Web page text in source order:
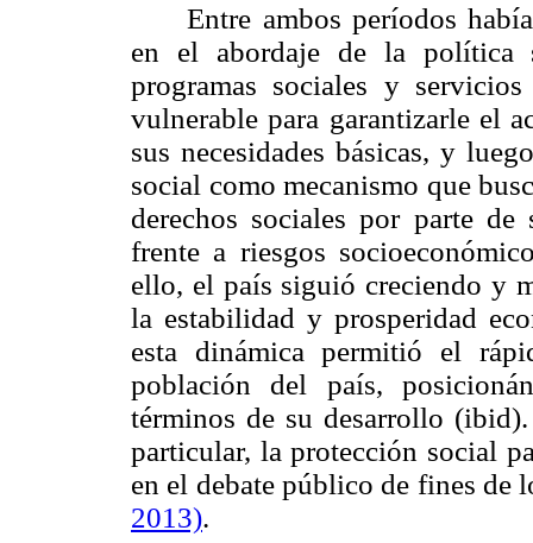
Entre ambos períodos
en el abordaje de la política
programas sociales y
vulnerable para garantizarle el
sus necesidades básicas, y
social como mecanismo que
derechos sociales por parte
frente a riesgos
ello, el país siguió creciendo y
la estabilidad y prosperidad
esta dinámica permitió el
población del país,
términos de su desarrollo
particular, la protección social
en el debate público de fines
2013).